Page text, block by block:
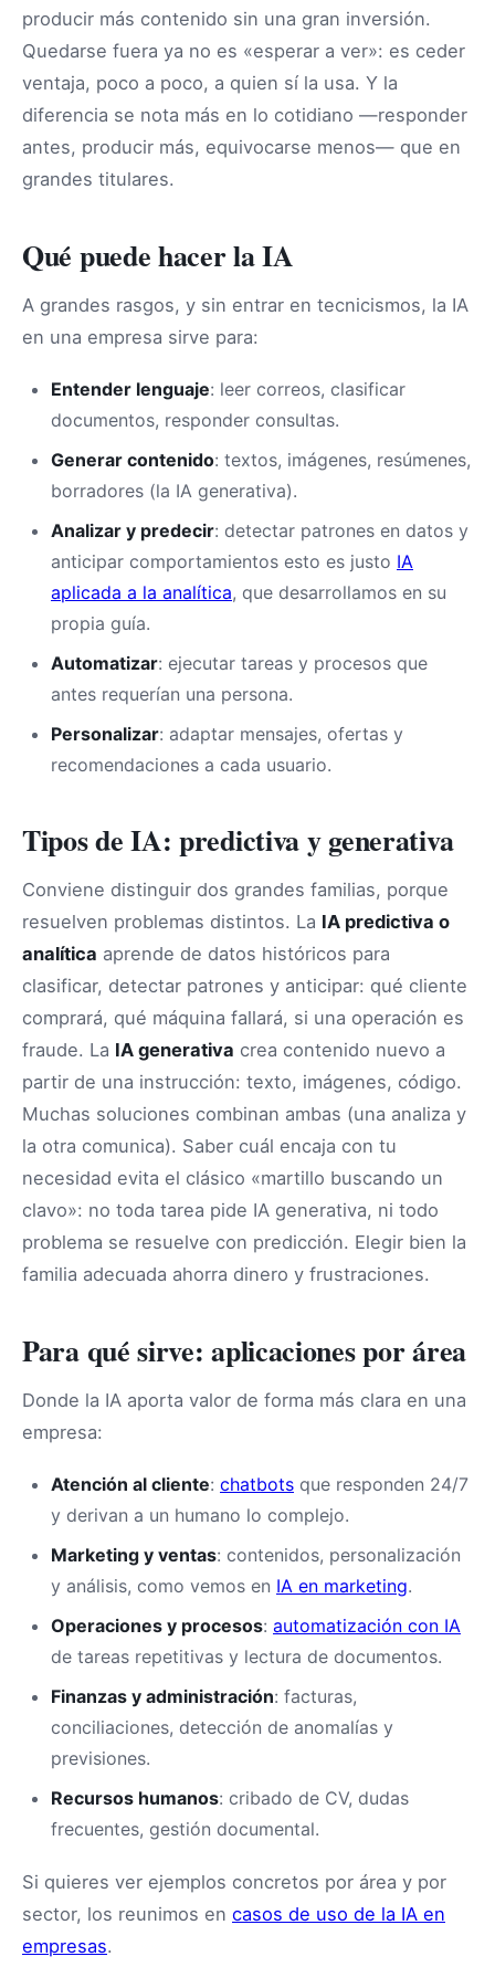
producir más contenido sin una gran inversión.
Quedarse fuera ya no es «esperar a ver»: es ceder
ventaja, poco a poco, a quien sí la usa. Y la
diferencia se nota más en lo cotidiano —responder
antes, producir más, equivocarse menos— que en
grandes titulares.
Qué puede hacer la IA
A grandes rasgos, y sin entrar en tecnicismos, la IA
en una empresa sirve para:
Entender lenguaje: leer correos, clasificar
documentos, responder consultas.
Generar contenido: textos, imágenes, resúmenes,
borradores (la IA generativa).
Analizar y predecir: detectar patrones en datos y
anticipar comportamientos esto es justo IA
aplicada a la analítica, que desarrollamos en su
propia guía.
Automatizar: ejecutar tareas y procesos que
antes requerían una persona.
Personalizar: adaptar mensajes, ofertas y
recomendaciones a cada usuario.
Tipos de IA: predictiva y generativa
Conviene distinguir dos grandes familias, porque
resuelven problemas distintos. La IA predictiva o
analítica aprende de datos históricos para
clasificar, detectar patrones y anticipar: qué cliente
comprará, qué máquina fallará, si una operación es
fraude. La IA generativa crea contenido nuevo a
partir de una instrucción: texto, imágenes, código.
Muchas soluciones combinan ambas (una analiza y
la otra comunica). Saber cuál encaja con tu
necesidad evita el clásico «martillo buscando un
clavo»: no toda tarea pide IA generativa, ni todo
problema se resuelve con predicción. Elegir bien la
familia adecuada ahorra dinero y frustraciones.
Para qué sirve: aplicaciones por área
Donde la IA aporta valor de forma más clara en una
empresa:
Atención al cliente: chatbots que responden 24/7
y derivan a un humano lo complejo.
Marketing y ventas: contenidos, personalización
y análisis, como vemos en IA en marketing.
Operaciones y procesos: automatización con IA
de tareas repetitivas y lectura de documentos.
Finanzas y administración: facturas,
conciliaciones, detección de anomalías y
previsiones.
Recursos humanos: cribado de CV, dudas
frecuentes, gestión documental.
Si quieres ver ejemplos concretos por área y por
sector, los reunimos en casos de uso de la IA en
empresas.